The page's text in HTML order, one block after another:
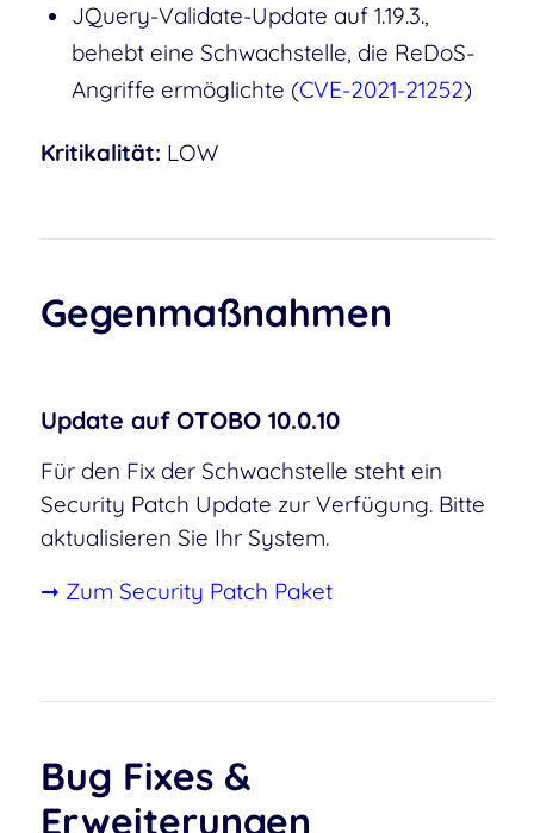
JQuery-Validate-Update auf 1.19.3.,
behebt eine Schwachstelle, die ReDoS-
Angriffe ermöglichte (CVE-2021-21252)
Kritikalität: LOW
Gegenmaßnahmen
Update auf OTOBO 10.0.10
Für den Fix der Schwachstelle steht ein
Security Patch Update zur Verfügung. Bitte
aktualisieren Sie Ihr System.
➞ Zum Security Patch Paket
Bug Fixes &
Erweiterungen